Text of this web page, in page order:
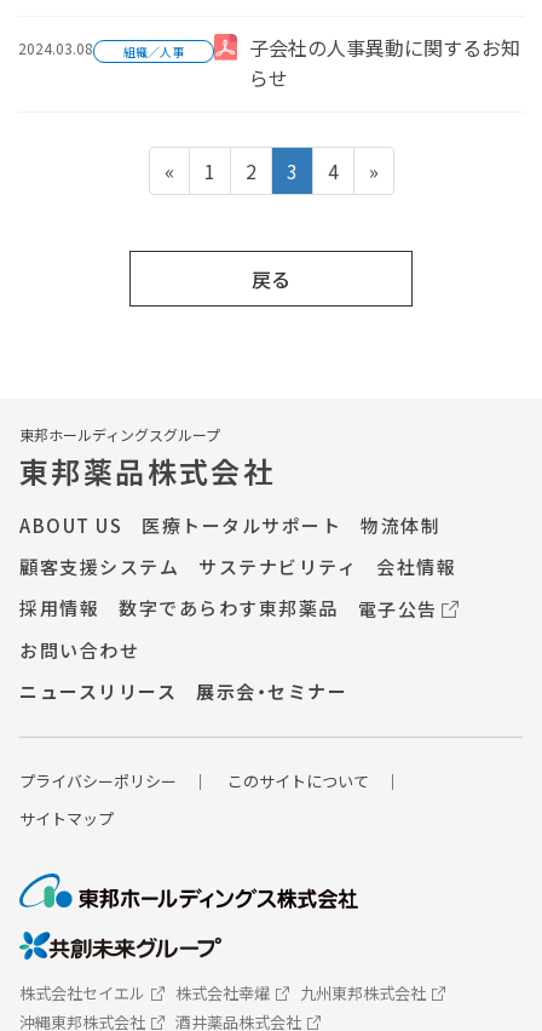
2024.03.08 組織／人事
子会社の人事異動に関するお知
らせ
ー
ジ
送
り
«
固
定
1
固
定
ー
ジ
2
固
定
ジ
3
固
定
4 »
戻る
東邦ホールディングスグループ
東邦薬品株式会社
ABOUT US 医療トータルサポート
物流体制
顧客支援システム
サステナビリティ
会社情報
採用情報
数字であらわす東邦薬品
電子公告
お問い合わせ
ニュースリリース
展示会・セミナー
プライバシーポ リシー
このサイトについて
サイトマップ
株式会社セイエル 株式会社幸燿
九州東邦株式会社
沖縄東邦株式会社
酒井薬品株式会社